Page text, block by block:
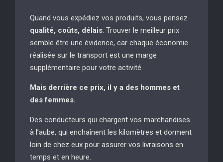
Quand vous expédiez vos produits, vous pensez
qualité, coûts, délais. Trouver le meilleur prix
semble être une évidence, car chaque économie
réalisée sur le transport est une marge
supplémentaire pour votre activité.
Mais derrière ce prix, il y a des hommes et
des femmes.
Des conducteurs qui chargent vos marchandises
à l’aube, qui enchaînent les kilomètres et dorment
loin de chez eux pour assurer vos livraisons en
temps et en heure.